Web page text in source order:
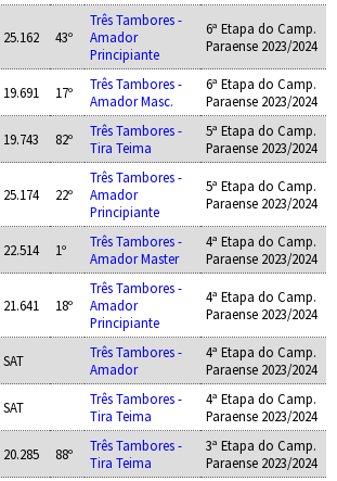
25.162 43º
Três Tambores -
Amador
Principiante
6ª Etapa do Camp.
Paraense 2023/2024
19.691 17º
Três Tambores -
Amador Masc.
6ª Etapa do Camp.
Paraense 2023/2024
19.743 82º
Três Tambores -
Tira Teima
5ª Etapa do Camp.
Paraense 2023/2024
25.174 22º
Três Tambores -
Amador
Principiante
5ª Etapa do Camp.
Paraense 2023/2024
22.514 1º
Três Tambores -
Amador Master
4ª Etapa do Camp.
Paraense 2023/2024
21.641 18º
Três Tambores -
Amador
Principiante
4ª Etapa do Camp.
Paraense 2023/2024
SAT
Três Tambores -
Amador
4ª Etapa do Camp.
Paraense 2023/2024
SAT
Três Tambores -
Tira Teima
4ª Etapa do Camp.
Paraense 2023/2024
20.285 88º
Três Tambores -
Tira Teima
3ª Etapa do Camp.
Paraense 2023/2024